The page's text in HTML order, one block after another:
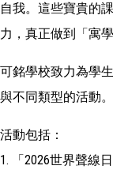
自我。這些寶貴的
力，真正做到「寓學
可銘學校致力為學
與不同類型的活動。
活動包括：
1. 「2026世界聲線